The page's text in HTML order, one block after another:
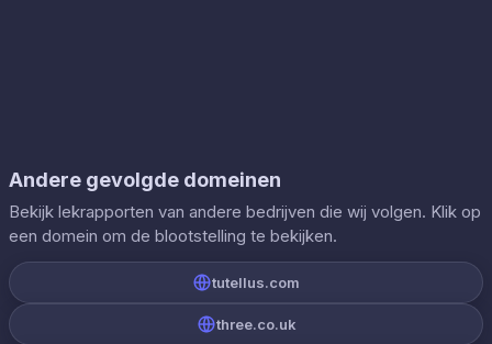
Andere gevolgde domeinen
Bekijk lekrapporten van andere bedrijven die wij volgen. Klik op
een domein om de blootstelling te bekijken.
tutellus.com
three.co.uk